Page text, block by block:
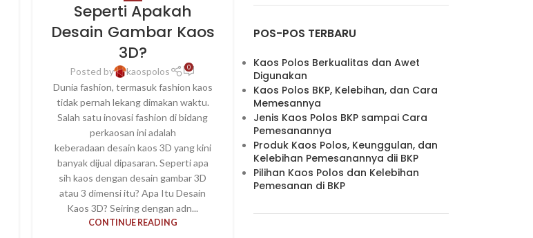
Seperti Apakah
Desain Gambar Kaos
3D?
Posted by kaospolos 0
Dunia fashion, termasuk fashion kaos
tidak pernah lekang dimakan waktu.
Salah satu inovasi fashion di bidang
perkaosan ini adalah
keberadaan desain kaos 3D yang kini
banyak dijual dipasaran. Seperti apa
sih kaos dengan desain gambar 3D
atau 3 dimensi itu? Apa Itu Desain
Kaos 3D? Seiring dengan adn...
CONTINUE READING
POS-POS TERBARU
Kaos Polos Berkualitas dan Awet
Digunakan
Kaos Polos BKP, Kelebihan, dan Cara
Memesannya
Jenis Kaos Polos BKP sampai Cara
Pemesanannya
Produk Kaos Polos, Keunggulan, dan
Kelebihan Pemesanannya dii BKP
Pilihan Kaos Polos dan Kelebihan
Pemesanan di BKP